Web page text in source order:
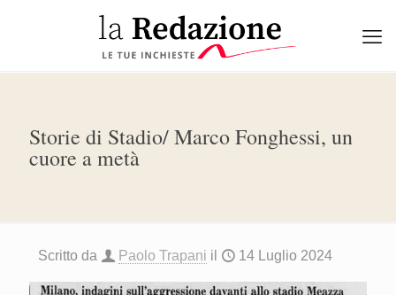
Storie di Stadio/ Marco Fonghessi, un
cuore a metà
Scritto da Paolo Trapani il 14 Luglio 2024